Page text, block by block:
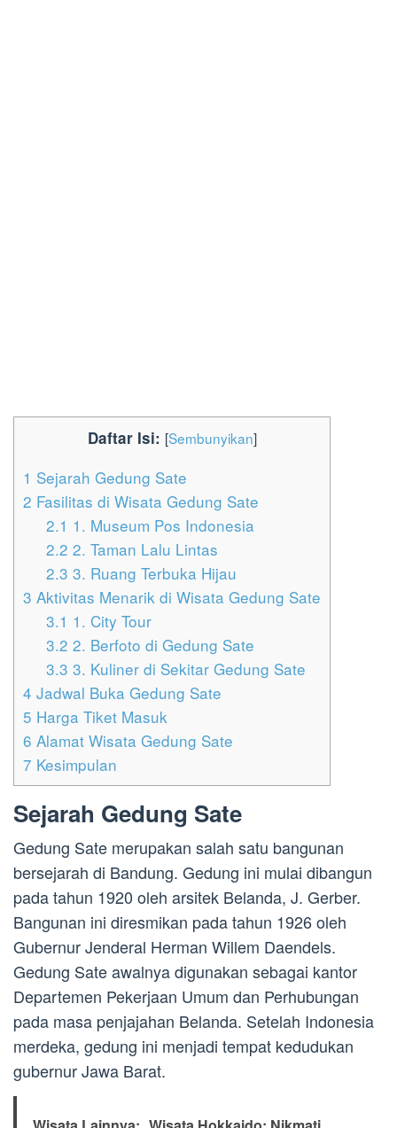
Daftar Isi: [Sembunyikan]
1 Sejarah Gedung Sate
2 Fasilitas di Wisata Gedung Sate
2.1 1. Museum Pos Indonesia
2.2 2. Taman Lalu Lintas
2.3 3. Ruang Terbuka Hijau
3 Aktivitas Menarik di Wisata Gedung Sate
3.1 1. City Tour
3.2 2. Berfoto di Gedung Sate
3.3 3. Kuliner di Sekitar Gedung Sate
4 Jadwal Buka Gedung Sate
5 Harga Tiket Masuk
6 Alamat Wisata Gedung Sate
7 Kesimpulan
Sejarah Gedung Sate
Gedung Sate merupakan salah satu bangunan
bersejarah di Bandung. Gedung ini mulai dibangun
pada tahun 1920 oleh arsitek Belanda, J. Gerber.
Bangunan ini diresmikan pada tahun 1926 oleh
Gubernur Jenderal Herman Willem Daendels.
Gedung Sate awalnya digunakan sebagai kantor
Departemen Pekerjaan Umum dan Perhubungan
pada masa penjajahan Belanda. Setelah Indonesia
merdeka, gedung ini menjadi tempat kedudukan
gubernur Jawa Barat.